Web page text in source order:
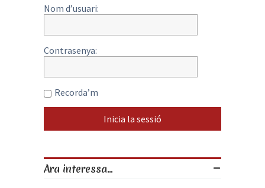
Nom d’usuari:
Contrasenya:
Recorda’m
Ara interessa...